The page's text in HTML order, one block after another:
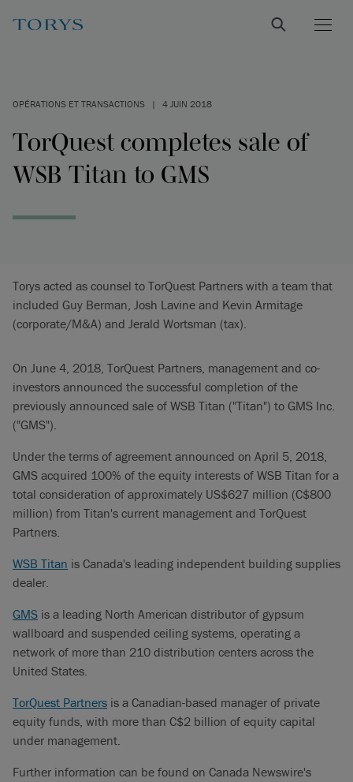
OPÉRATIONS ET TRANSACTIONS | 4 JUIN 2018
TorQuest completes sale of
WSB Titan to GMS
Torys acted as counsel to TorQuest Partners with a team that
included Guy Berman, Josh Lavine and Kevin Armitage
(corporate/M&A) and Jerald Wortsman (tax).
On June 4, 2018, TorQuest Partners, management and co-
investors announced the successful completion of the
previously announced sale of WSB Titan ("Titan") to GMS Inc.
("GMS").
Under the terms of agreement announced on April 5, 2018,
GMS acquired 100% of the equity interests of WSB Titan for a
total consideration of approximately US$627 million (C$800
million) from Titan's current management and TorQuest
Partners.
WSB Titan is Canada's leading independent building supplies
dealer.
GMS is a leading North American distributor of gypsum
wallboard and suspended ceiling systems, operating a
network of more than 210 distribution centers across the
United States.
TorQuest Partners is a Canadian-based manager of private
equity funds, with more than C$2 billion of equity capital
under management.
Further information can be found on Canada Newswire's